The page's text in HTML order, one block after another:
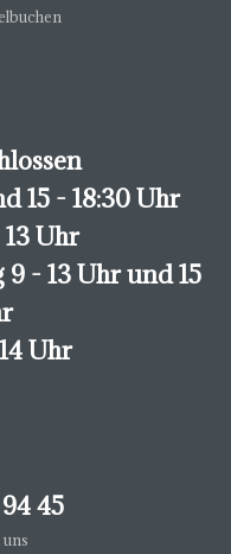
15 - 18:30 Uhr
Uhr
- 13 Uhr und 15
Uhr
45